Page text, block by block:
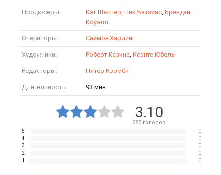
Продюсеры: Кэт Шелпер, Ник Батзиас, Брендан
Коуэлл
Операторы: Саймон Хардинг
Художники: Роберт Казинс, Ксанте Юбель
Редакторы: Питер Кромби
Длительность: 93 мин.
3.10
285голосов
5
0
4
0
3
0
2
0
1
0